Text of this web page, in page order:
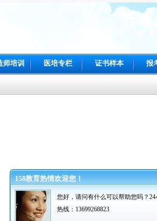
师培训 医培专栏 证书样本 报
158教育热情欢迎您！
您好，请问有什么可以帮助您吗？
热线：13699268823